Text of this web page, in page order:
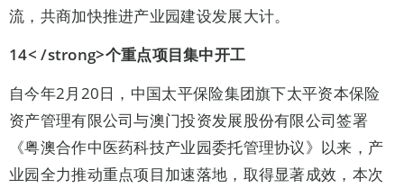
流，共商加快推进产业园建设发展大计。
14< /strong>个重点项目集中开工
自今年2月20日，中国太平保险集团旗下太平资本保险
资产管理有限公司与澳门投资发展股份有限公司签署
《粤澳合作中医药科技产业园委托管理协议》以来，产
业园全力推动重点项目加速落地，取得显著成效，本次